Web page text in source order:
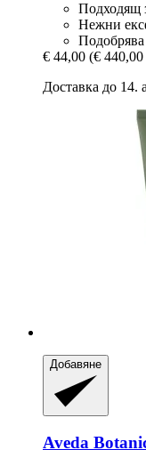
Подходящ
Нежни
Подобрява
€ 44,00 (€
Доставка до 14.
Добавяне
Aveda